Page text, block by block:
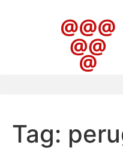
Tag: